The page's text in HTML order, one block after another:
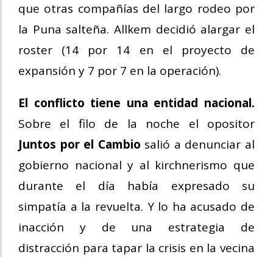
que otras compañías del largo rodeo por
la Puna salteña. Allkem decidió alargar el
roster (14 por 14 en el proyecto de
expansión y 7 por 7 en la operación).
El conflicto tiene una entidad nacional.
Sobre el filo de la noche el opositor
Juntos por el Cambio salió a denunciar al
gobierno nacional y al kirchnerismo que
durante el día había expresado su
simpatía a la revuelta. Y lo ha acusado de
inacción y de una estrategia de
distracción para tapar la crisis en la vecina